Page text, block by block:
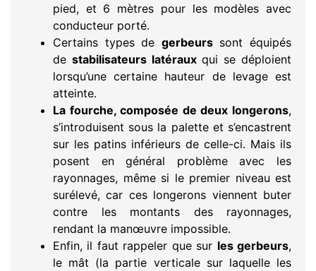
pied, et 6 mètres pour les modèles avec
conducteur porté.
Certains types de gerbeurssont équipés
de stabilisateurs latérauxqui se déploient
lorsqu’une certaine hauteur de levage est
atteinte.
La fourche, composée de deux longerons,
s’introduisent sous la palette et s’encastrent
sur les patins inférieurs de celle-ci. Mais ils
posent en général problème avec les
rayonnages, même si le premier niveau est
surélevé, car ces longerons viennent buter
contre les montants des rayonnages,
rendant la manœuvre impossible.
Enfin, il faut rappeler que sur les gerbeurs,
le mât (la partie verticale sur laquelle les